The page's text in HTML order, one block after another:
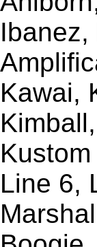
Kawai,
Line 6,